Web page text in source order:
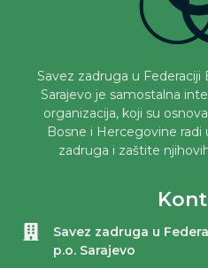
Savez zadruga u
Sarajevo je samostalna
organizacija, koji su
Bosne i Hercegovine
zadruga i zaštite
Savez zadruga u
p.o. Sarajevo